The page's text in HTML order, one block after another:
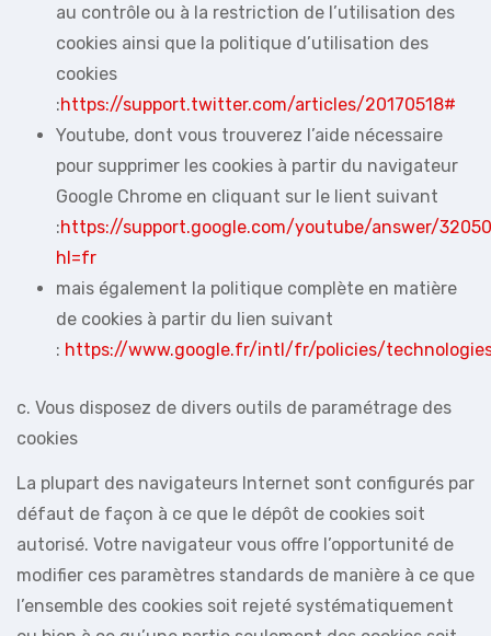
au contrôle ou à la restriction de l’utilisation des
cookies ainsi que la politique d’utilisation des
cookies
:https://support.twitter.com/articles/20170518#
Youtube, dont vous trouverez l’aide nécessaire
pour supprimer les cookies à partir du navigateur
Google Chrome en cliquant sur le lient suivant
:https://support.google.com/youtube/answer/
hl=fr
mais également la politique complète en matière
de cookies à partir du lien suivant
: https://www.google.fr/intl/fr/policies/
c. Vous disposez de divers outils de paramétrage des
cookies
La plupart des navigateurs Internet sont configurés par
défaut de façon à ce que le dépôt de cookies soit
autorisé. Votre navigateur vous offre l’opportunité de
modifier ces paramètres standards de manière à ce que
l’ensemble des cookies soit rejeté systématiquement